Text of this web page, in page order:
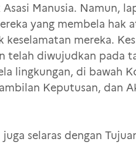
Manusia. Namun,
yang membela hak
mereka.
telah diwujudkan pada
lingkungan, di bawah
Keputusan, dan
selaras dengan